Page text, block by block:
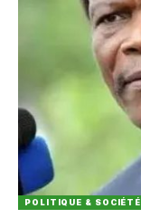
POLITIQUE & SOCIÉTÉ